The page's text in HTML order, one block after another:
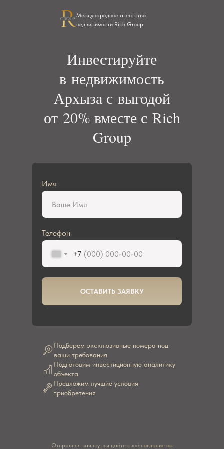
Международное агентство
недвижимости Rich Group
Инвестируйте
в недвижимость
Архыза с выгодой
от 20% вместе с Rich
Group
Отправляя заявку, вы даёте своё согласие на
Подберем эксклюзивные номера под
ваши требования
Подготовим инвестиционную аналитику
объекта
Предложим лучшие условия
приобретения
Имя
Телефон
+7
ОСТАВИТЬ ЗАЯВКУ